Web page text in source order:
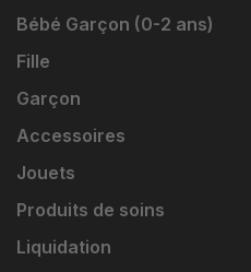
Bébé Garçon (0-2 ans)
Fille
Garçon
Accessoires
Jouets
Produits de soins
Liquidation